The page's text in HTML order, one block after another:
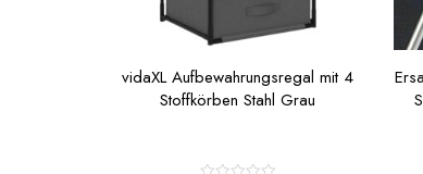
vidaXL Aufbewahrungsregal mit 4
Stoffkörben Stahl Grau